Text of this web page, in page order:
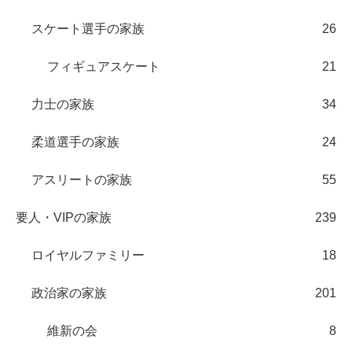
スケート選手の家族 26
フィギュアスケート 21
力士の家族 34
柔道選手の家族 24
アスリートの家族 55
要人・VIPの家族 239
ロイヤルファミリー 18
政治家の家族 201
維新の会 8